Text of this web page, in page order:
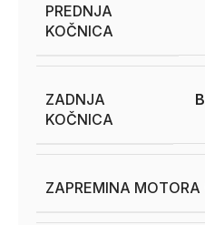
PREDNJA
KOČNICA
ZADNJA
KOČNICA
ZAPREMINA MOTORA